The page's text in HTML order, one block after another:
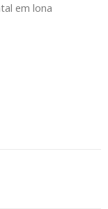
em lona